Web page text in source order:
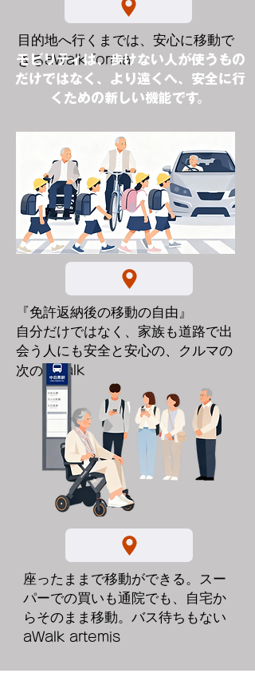
目的地へ行くまでは、安心に移動で
きるaWalk formal
モビリティは、歩けない人が使うもの
だけではなく、より遠くへ、安全に行
くための新しい機能です。
『免許返納後の移動の自由』
​自分だけではなく、家族も道路で出
会う人にも安全と安心の、クルマの
次の aWalk
座ったままで移動ができる。スー
パーでの買いも通院でも、自宅か
らそのまま移動。バス待ちもない
aWalk artemis